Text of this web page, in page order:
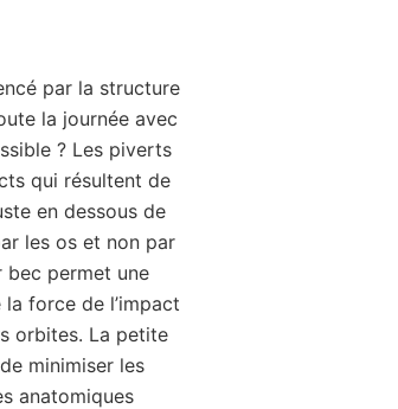
par la structure
la journée avec
? Les piverts
qui résultent de
en dessous de
les os et non par
bec permet une
force de l’impact
orbites. La petite
minimiser les
anatomiques